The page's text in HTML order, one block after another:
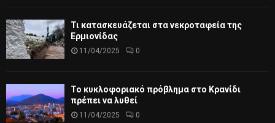
Τι κατασκευάζεται στα νεκροταφεία της
Ερμιονίδας
11/04/2025 0
Το κυκλοφοριακό πρόβλημα στο Κρανίδι
πρέπει να λυθεί
11/04/2025 0